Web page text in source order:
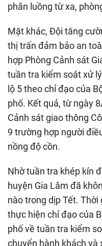
phân luồng từ xa,
Mặt khác, Đội tăng
thị trấn đảm bảo an
hợp Phòng Cảnh sát
tuần tra kiểm soát xử
lộ 5 theo chỉ đạo của
phố. Kết quả, từ ngày
Cảnh sát giao thông
9 trường hợp người
nồng độ cồn.
Nhờ tuần tra khép kín
huyện Gia Lâm đã
nào trong dịp Tết.
thực hiện chỉ đạo của
phố về tuần tra kiểm
chuyển hành khách và